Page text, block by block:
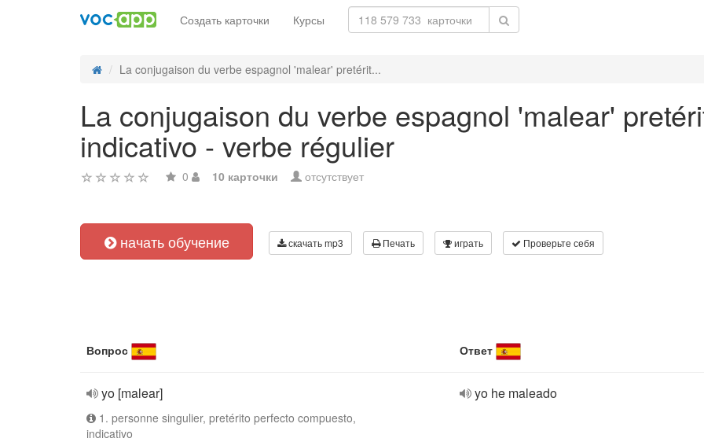
Создать карточки Курсы
La conjugaison du verbe espagnol 'malear' pretérit...
La conjugaison du verbe espagnol 'malear'
indicativo - verbe régulier
0 10 карточки отсутствует
начать обучение скачать mp3 Печать играть Проверьте себя
Вопрос Ответ
yo [malear]
1. personne singulier, pretérito perfecto compuesto,
indicativo
yo he maleado